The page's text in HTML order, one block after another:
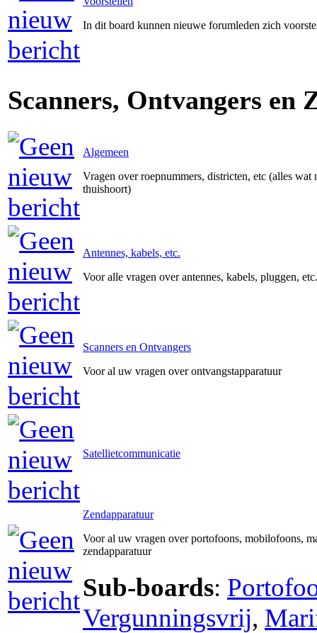
In dit board kunnen nieuwe forumleden zich
Scanners, Ontvangers en
Algemeen
Vragen over roepnummers, districten, etc (alles wat
thuishoort)
Antennes, kabels, etc.
Voor alle vragen over antennes, kabels, pluggen, etc.
Scanners en Ontvangers
Voor al uw vragen over ontvangstapparatuur
Satellietcommunicatie
Zendapparatuur
Voor al uw vragen over portofoons, mobilofoons,
zendapparatuur
Sub-boards:
Vergunningsvrij,